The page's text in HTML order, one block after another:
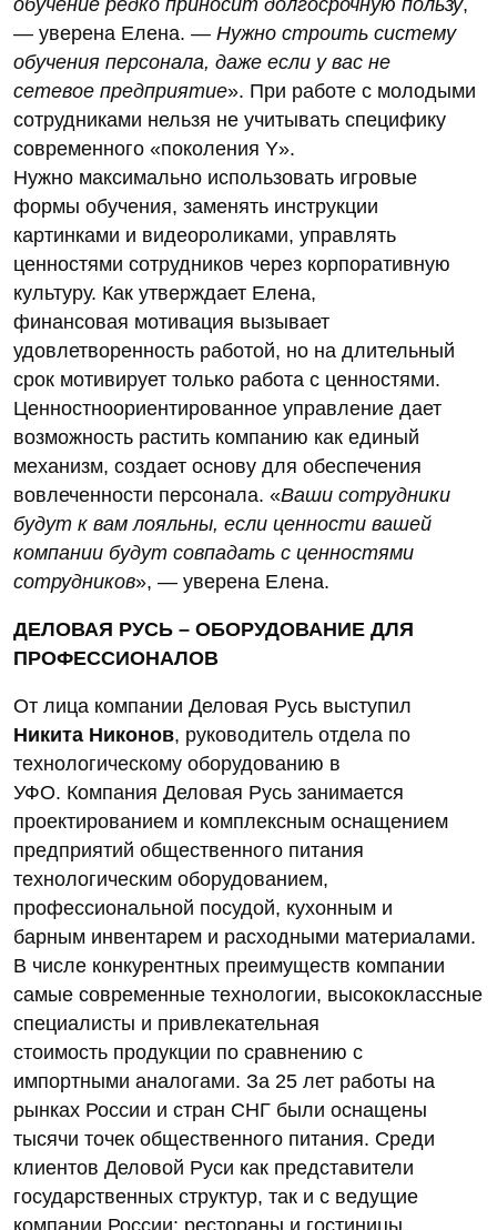
— уверена Елена. — Нужно строить систему
обучения персонала, даже если у вас не
сетевое предприятие». При работе с молодыми
сотрудниками нельзя не учитывать специфику
современного «поколения Y».
Нужно максимально использовать игровые
формы обучения, заменять инструкции
картинками и видеороликами, управлять
ценностями сотрудников через корпоративную
культуру. Как утверждает Елена,
финансовая мотивация вызывает
удовлетворенность работой, но на длительный
срок мотивирует только работа с ценностями.
Ценностноориентированное управление дает
возможность растить компанию как единый
механизм, создает основу для обеспечения
вовлеченности персонала. «Ваши сотрудники
будут к вам лояльны, если ценности вашей
компании будут совпадать с ценностями
сотрудников», — уверена Елена.
ДЕЛОВАЯ РУСЬ – ОБОРУДОВАНИЕ ДЛЯ
ПРОФЕССИОНАЛОВ
От лица компании Деловая Русь выступил
Никита Никонов, руководитель отдела по
технологическому оборудованию в
УФО. Компания Деловая Русь занимается
проектированием и комплексным оснащением
предприятий общественного питания
технологическим оборудованием,
профессиональной посудой, кухонным и
барным инвентарем и расходными материалами.
В числе конкурентных преимуществ компании
самые современные технологии, высококлассные
специалисты и привлекательная
стоимость продукции по сравнению с
импортными аналогами. За 25 лет работы на
рынках России и стран СНГ были оснащены
тысячи точек общественного питания. Среди
клиентов Деловой Руси как представители
государственных структур, так и с ведущие
компании России: рестораны и гостиницы,